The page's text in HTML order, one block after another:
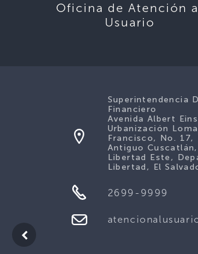
Oficina de Atención
Usuario
Superintendencia
Financiero
Avenida Albert
Urbanización
Francisco, No.
Antiguo
Libertad Este,
Libertad, El
2699-9999